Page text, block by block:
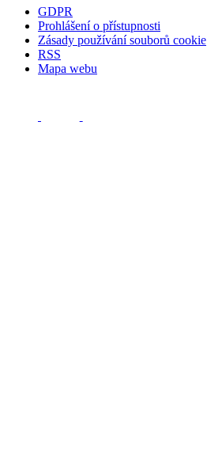
GDPR
Prohlášení o přístupnosti
Zásady používání souborů cookie
RSS
Mapa webu